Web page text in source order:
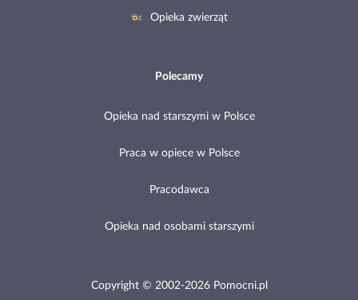
Opieka zwierząt
Polecamy
Opieka nad starszymi w Polsce
Praca w opiece w Polsce
Pracodawca
Opieka nad osobami starszymi
Copyright © 2002-2026 Pomocni.pl